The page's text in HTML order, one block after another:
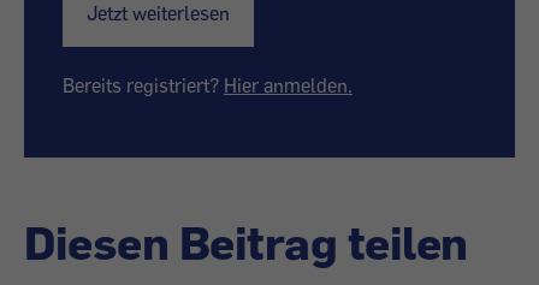
Jetzt weiterlesen
Bereits registriert? Hier anmelden.
Diesen Beitrag teilen